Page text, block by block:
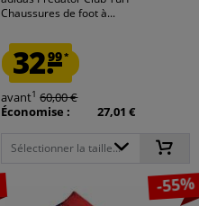
Chaussures de foot à...
32.99*
avant1 60,00 €
Économise :
27,01 €
Sélectionner la taille...
-55%